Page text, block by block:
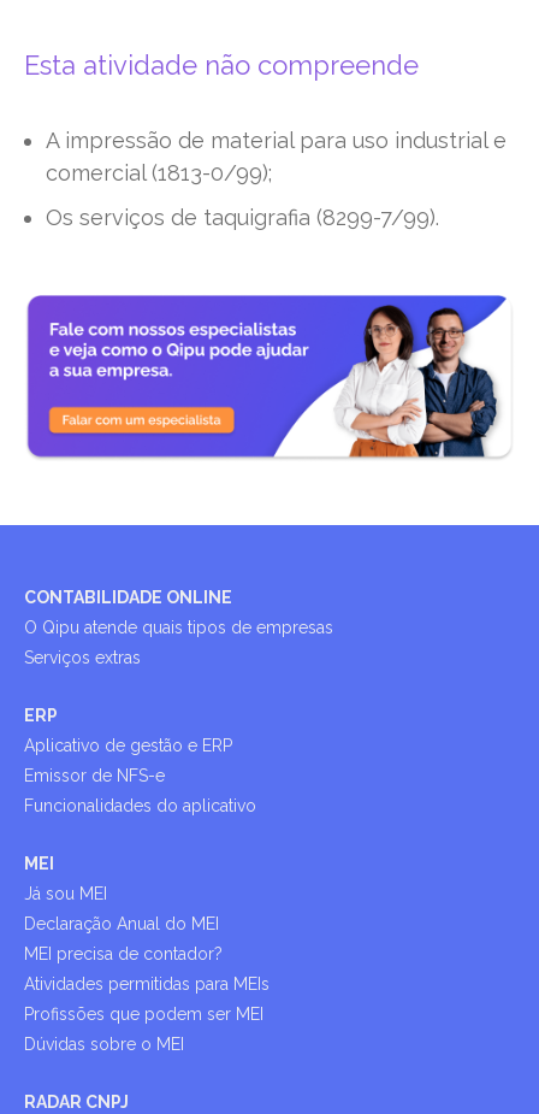
Esta atividade não compreende
A impressão de material para uso industrial e
comercial (1813-0/99);
Os serviços de taquigrafia (8299-7/99).
CONTABILIDADE ONLINE
O Qipu atende quais tipos de empresas
Serviços extras
ERP
Aplicativo de gestão e ERP
Emissor de NFS-e
Funcionalidades do aplicativo
MEI
Já sou MEI
Declaração Anual do MEI
MEI precisa de contador?
Atividades permitidas para MEIs
Profissões que podem ser MEI
Dúvidas sobre o MEI
RADAR CNPJ